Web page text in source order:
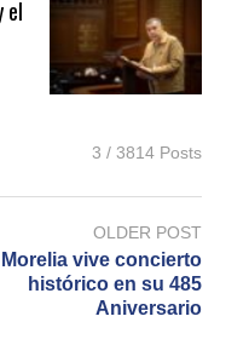
el
3 / 3814 Posts
OLDER POST
Morelia vive concierto
histórico en su 485
Aniversario